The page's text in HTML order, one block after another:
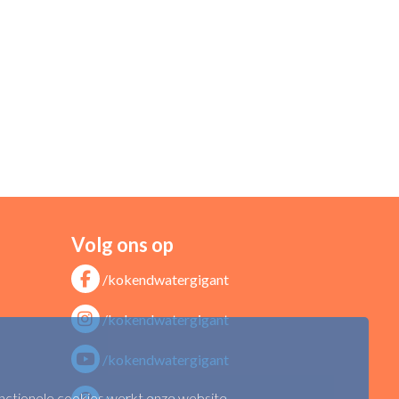
Volg ons op
/kokendwatergigant
/kokendwatergigant
/kokendwatergigant